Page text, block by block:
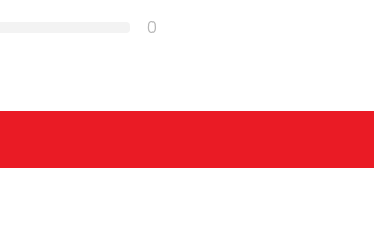
0